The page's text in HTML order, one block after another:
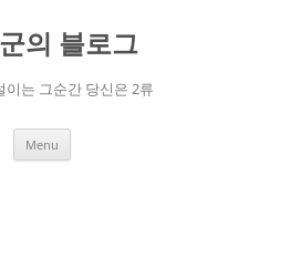
의 블로그
이는 그순간 당신은 2류
Menu